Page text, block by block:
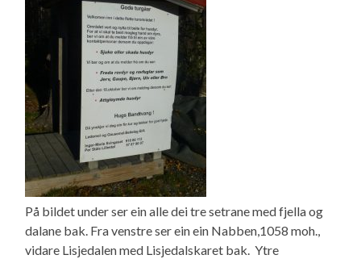
På bildet under ser ein alle dei tre setrane med fjella og
dalane bak. Fra venstre ser ein ein Nabben,1058 moh.,
vidare Lisjedalen med Lisjedalskaret bak. Ytre